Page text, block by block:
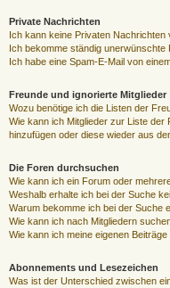
Private Nachrichten
Ich kann keine Privaten Nachrichten
Ich bekomme ständig unerwünschte
Ich habe eine Spam-E-Mail von
Freunde und ignorierte Mitglieder
Wozu benötige ich die Listen der
Wie kann ich Mitglieder zur Liste
hinzufügen oder diese wieder aus
Die Foren durchsuchen
Wie kann ich ein Forum oder
Weshalb erhalte ich bei der Suche
Warum bekomme ich bei der Suche
Wie kann ich nach Mitgliedern
Wie kann ich meine eigenen
Abonnements und Lesezeichen
Was ist der Unterschied zwischen